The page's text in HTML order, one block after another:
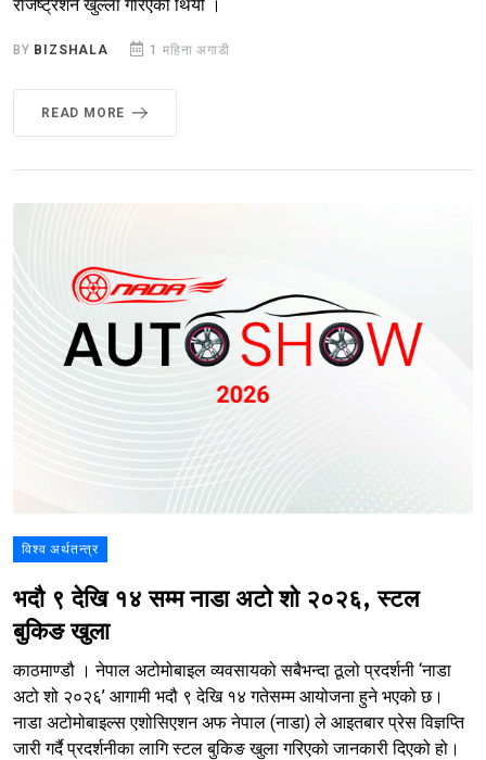
रजिष्ट्रेशन खुल्ला गरिएको थियो ।
BY BIZSHALA 1 महिना अगाडी
READ MORE
विश्व अर्थतन्त्र
भदौ ९ देखि १४ सम्म नाडा अटो शो २०२६, स्टल
बुकिङ खुला
काठमाण्डौ । नेपाल अटोमोबाइल व्यवसायको सबैभन्दा ठूलो प्रदर्शनी ‘नाडा
अटो शो २०२६’ आगामी भदौ ९ देखि १४ गतेसम्म आयोजना हुने भएको छ।
नाडा अटोमोबाइल्स एशोसिएशन अफ नेपाल (नाडा) ले आइतबार प्रेस विज्ञप्ति
जारी गर्दै प्रदर्शनीका लागि स्टल बुकिङ खुला गरिएको जानकारी दिएको हो।